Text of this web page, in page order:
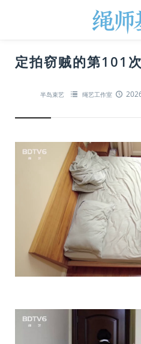
定拍窃贼的第101
半岛束艺 绳艺工作室